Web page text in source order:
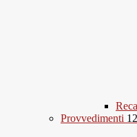
Provvedimenti